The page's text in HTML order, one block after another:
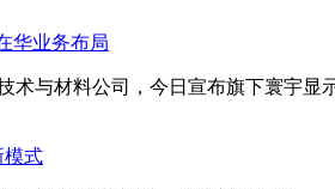
华业务布局
术与材料公司，今日宣布旗下寰宇
模式